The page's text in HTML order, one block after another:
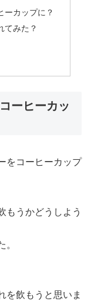
ーカップに？
てみた？
ーヒーカッ
をコーヒーカップ
もうかどうしよう
。
を飲もうと思いま